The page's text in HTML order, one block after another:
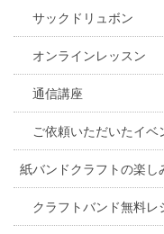
サックドリュボン
オンラインレッスン
通信講座
ご依頼いただいたイベ
紙バンドクラフトの楽し
クラフトバンド無料レ